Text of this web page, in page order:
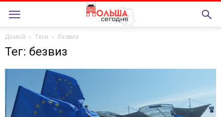
Домой Теги безвиз
Тег: безвиз